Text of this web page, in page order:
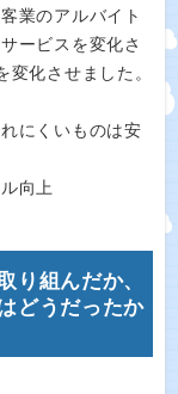
業のアルバイト
ービスを変化さ
化させました。
にくいものは安
向上
り組んだか、
どうだったか